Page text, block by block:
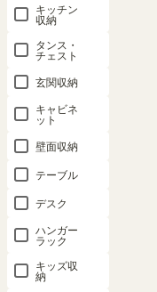
キッチン
収納
タンス・
チェスト
玄関収納
キャビネ
ット
壁面収納
テーブル
デスク
ハンガー
ラック
キッズ収
納